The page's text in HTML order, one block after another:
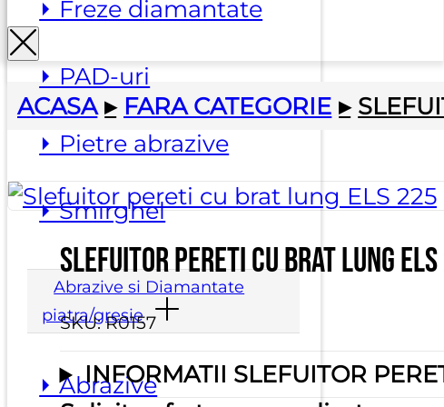
⏵ Freze diamantate
⏵ PAD-uri
⏵ Pietre abrazive
⏵ Smirghel
Abrazive si Diamantate
piatra/gresie
⏵ Abrazive
ACASA ▸ FARA CATEGORIE ▸
Slefuitor pereti cu brat lung ELS
SKU:R0157
INFORMATII SLEFUITOR